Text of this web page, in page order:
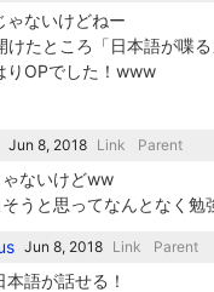
ゃないけどねー
たところ「日本語が喋る
りOPでした！www
Link Parent
ないけどww
うと思ってなんとなく勉
Link Parent
語が話せる！